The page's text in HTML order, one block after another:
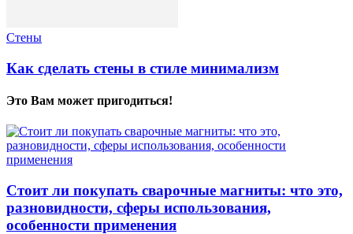
Стены
Как сделать стены в стиле минимализм
Это Вам может пригодиться!
Стоит ли покупать сварочные магниты: что это,
разновидности, сферы использования,
особенности применения